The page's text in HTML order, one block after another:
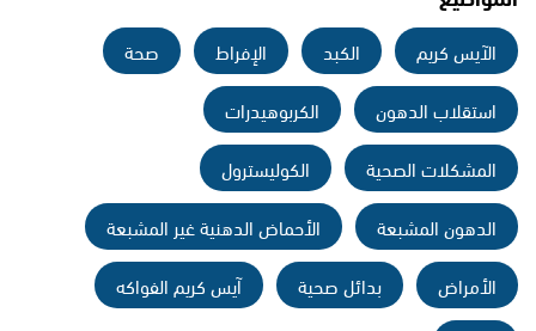
الآيس كريم الكبد الإفراط
صحة
استقلاب الدهون
الكربوهيدرات
المشكلات الصحية
الكوليسترول
الدهون المشبعة
الأحماض الدهنية غير المشبعة
الأمراض
بدائل صحية
آيس كريم الفواكه